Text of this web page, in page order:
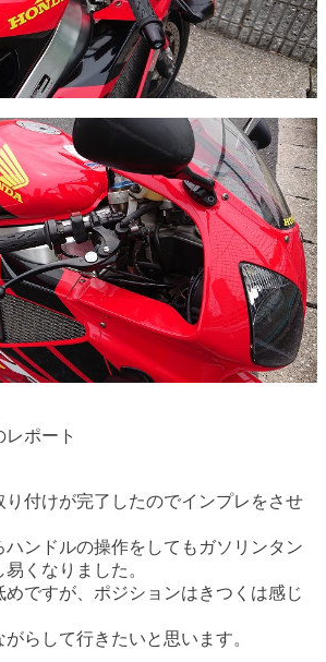
ポート
り付けが完了したのでインプレをさせ
ンドルの操作をしてもガソリンタン
くなりました。
ですが、ポジションはきつくは感じ
らして行きたいと思います。